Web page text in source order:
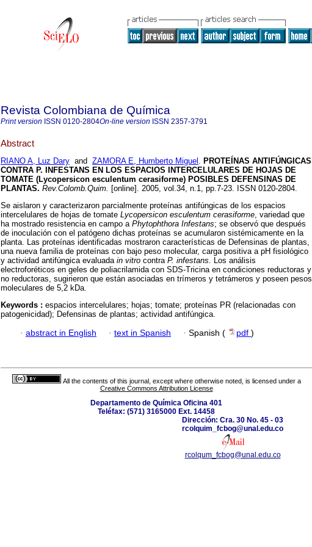
Revista Colombiana de Química
Print version ISSN 0120-2804On-line version ISSN 2357-3791
Abstract
RIANO A, Luz Dary and ZAMORA E, Humberto Miguel . PROTEÍNAS ANTIFÚNGICAS
CONTRA P. INFESTANS EN LOS ESPACIOS INTERCELULARES DE HOJAS DE
TOMATE (Lycopersicon esculentum cerasiforme) POSIBLES DEFENSINAS DE
PLANTAS. Rev.Colomb.Quim. [online]. 2005, vol.34, n.1, pp.7-23. ISSN 0120-2804.
Se aislaron y caracterizaron parcialmente proteínas antifúngicas de los espacios
intercelulares de hojas de tomate Lycopersicon esculentum cerasiforme, variedad que
ha mostrado resistencia en campo a Phytophthora Infestans; se observó que después
de inoculación con el patógeno dichas proteínas se acumularon sistémicamente en la
planta. Las proteínas identificadas mostraron características de Defensinas de plantas,
una nueva familia de proteínas con bajo peso molecular, carga positiva a pH fisiológico
y actividad antifúngica evaluada in vitro contra P. infestans. Los análisis
electroforéticos en geles de poliacrilamida con SDS-Tricina en condiciones reductoras y
no reductoras, sugirieron que están asociadas en trímeros y tetrámeros y poseen pesos
moleculares de 5,2 kDa.
Keywords : espacios intercelulares; hojas; tomate; proteínas PR (relacionadas con
patogenicidad); Defensinas de plantas; actividad antifúngica.
· abstract in English · text in Spanish · Spanish ( pdf )
All the contents of this journal, except where otherwise noted, is licensed under a
Creative Commons Attribution License
Departamento de Química Oficina 401
Teléfax: (571) 3165000 Ext. 14458
Dirección: Cra. 30 No. 45 - 03
rcolquim_fcbog@unal.edu.co
rcolqum_fcbog@unal.edu.co